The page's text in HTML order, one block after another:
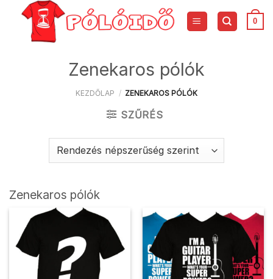
content
0
Zenekaros pólók
KEZDŐLAP / ZENEKAROS PÓLÓK
SZŰRÉS
Zenekaros pólók